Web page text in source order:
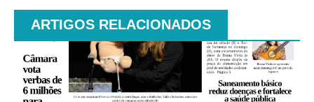
ARTIGOS RELACIONADOS